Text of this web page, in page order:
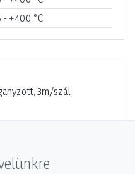
- +400 °C
3m/szál